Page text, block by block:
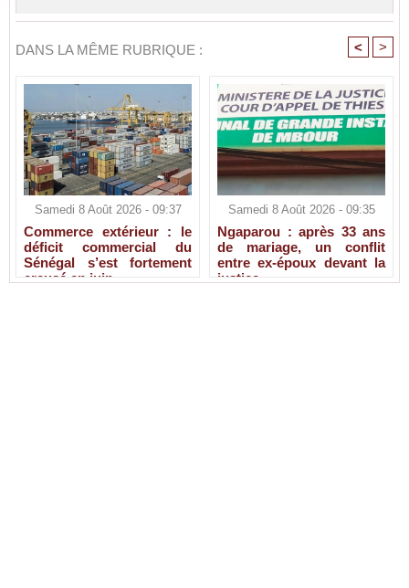
DANS LA MÊME RUBRIQUE : < >
Samedi 8 Août 2026 - 09:37
Commerce extérieur : le
déficit commercial du
Sénégal s’est fortement
creusé en juin
Samedi 8 Août 2026 - 09:35
Ngaparou : après 33 ans
de mariage, un conflit
entre ex-époux devant la
justice